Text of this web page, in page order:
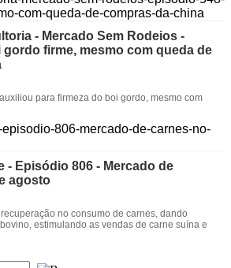
- Mercado Sem Rodeios -
gordo firme, mesmo com queda de
para firmeza do boi gordo, mesmo com
- Episódio 806 - Mercado de
agosto
no consumo de carnes, dando
estimulando as vendas de carne suína e